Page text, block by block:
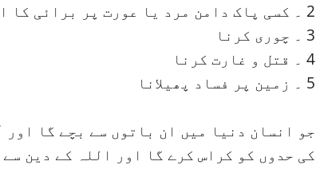
2 ۔ کسی پاک دامن مرد یا عورت پر برائی کا الزام لگانا
3 ۔ چوری کرنا
4 ۔ قتل و غارت کرنا
5 ۔ زمین پر فساد پھیلانا
جو انسان دنیا میں ان باتوں سے بچے گا
کی حدوں کو کراس کرے گا اور اللہ کے دین